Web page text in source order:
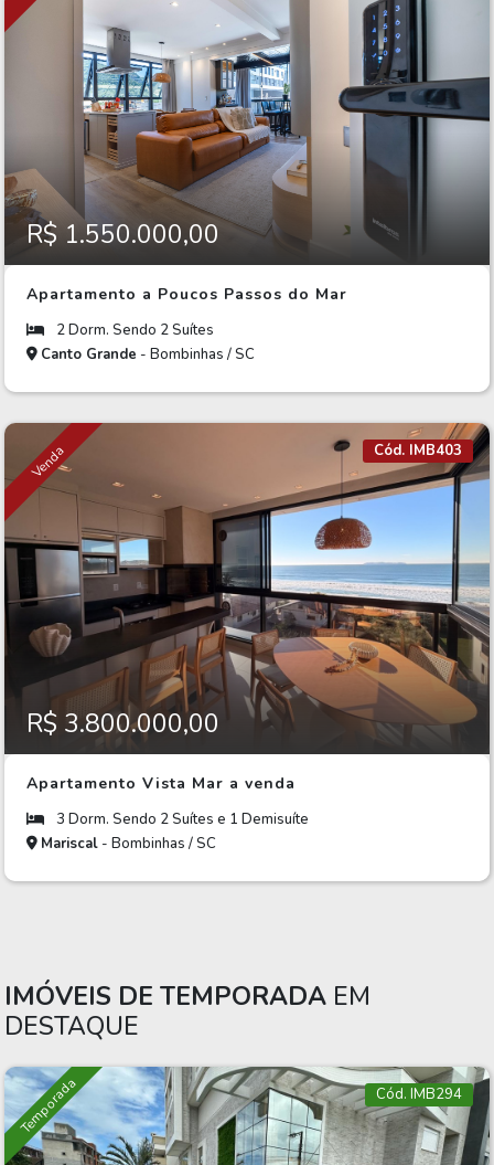
R$ 1.550.000,00
Apartamento a Poucos Passos do Mar
2 Dorm. Sendo 2 Suítes
Canto Grande - Bombinhas / SC
Venda Cód. IMB403
R$ 3.800.000,00
Apartamento Vista Mar a venda
3 Dorm. Sendo 2 Suítes e 1 Demisuíte
Mariscal - Bombinhas / SC
IMÓVEIS DE TEMPORADA EM
DESTAQUE
Temporada Cód. IMB294